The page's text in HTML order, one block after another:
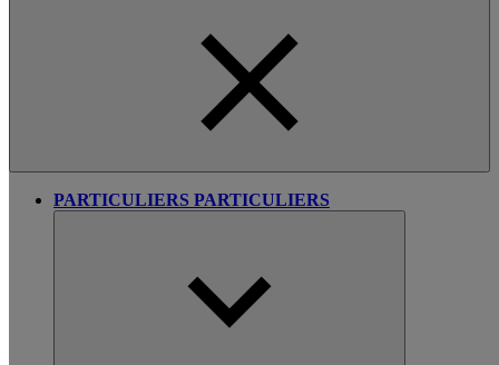
PARTICULIERS PARTICULIERS